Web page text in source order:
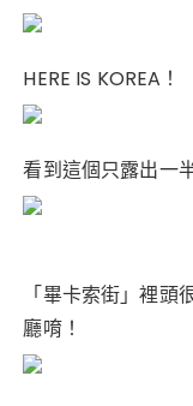
HERE IS KOREA！
看到這個只露出一
「畢卡索街」裡
廳唷！